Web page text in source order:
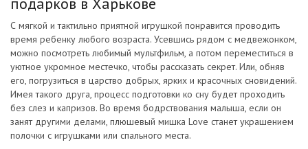
С мягкой и тактильно приятной игрушкой понравится проводить
время ребенку любого возраста. Усевшись рядом с медвежонком,
можно посмотреть любимый мультфильм, а потом переместиться в
уютное укромное местечко, чтобы рассказать секрет. Или, обняв
его, погрузиться в царство добрых, ярких и красочных сновидений.
Имея такого друга, процесс подготовки ко сну будет проходить
без слез и капризов. Во время бодрствования малыша, если он
занят другими делами, плюшевый мишка Love станет украшением
полочки с игрушками или спального места.